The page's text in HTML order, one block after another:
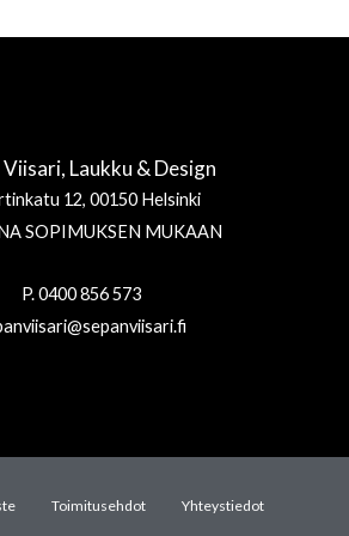
Viisari, Laukku & Design
12, 00150 Helsinki
SOPIMUKSEN MUKAAN
P. 0400 856 573
Toimitusehdot Yhteystiedot